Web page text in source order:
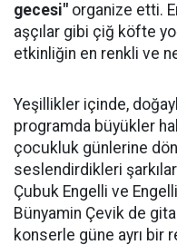
gecesi" organize etti.
aşçılar gibi çiğ köfte
etkinliğin en renkli ve
Yeşillikler içinde,
programda büyükler
çocukluk günlerine
seslendirdikleri
Çubuk Engelli ve
Bünyamin Çevik de
konserle güne ayrı bir